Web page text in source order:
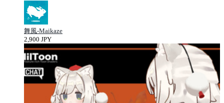
舞風-Maikaze
2,900 JPY